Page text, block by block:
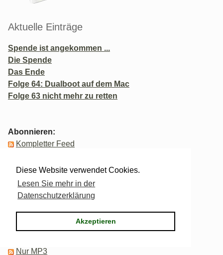
Diese Website verwendet Cookies.
Lesen Sie mehr in der
Datenschutzerklärung
Akzeptieren
Aktuelle Einträge
Spende ist angekommen ...
Die Spende
Das Ende
Folge 64: Dualboot auf dem Mac
Folge 63 nicht mehr zu retten
Abonnieren:
Kompletter Feed
Für Podcatcher:
Nur MP3
iTunes
Nur MP3